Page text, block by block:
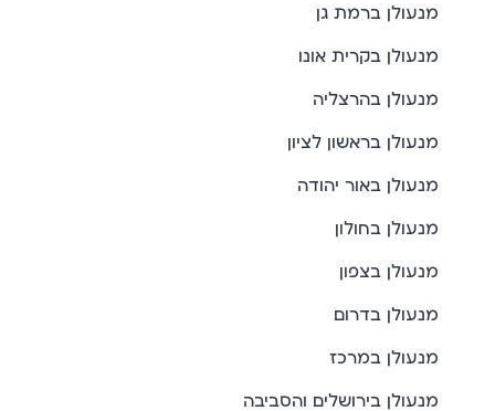
מנעולן ברמת גן
מנעולן בקרית אונו
מנעולן בהרצליה
מנעולן בראשון לציון
מנעולן באור יהודה
מנעולן בחולון
מנעולן בצפון
מנעולן בדרום
מנעולן במרכז
מנעולן בירושלים והסביבה